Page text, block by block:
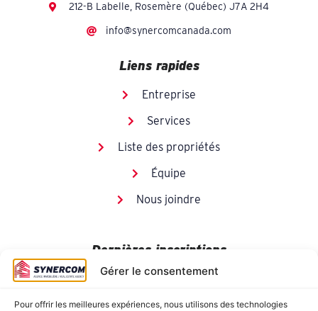
Gérer le consentement
Pour offrir les meilleures expériences, nous utilisons des technologies
212-B Labelle, Rosemère (Québec) J7A 2H4
info@synercomcanada.com
Liens rapides
Entreprise
Services
Liste des propriétés
Équipe
Nous joindre
Dernières inscriptions